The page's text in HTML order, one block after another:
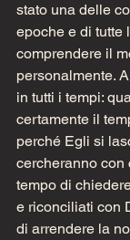
stato una delle
epoche e di tutte
comprendere il
personalmente.
in tutti i tempi:
certamente il
perché Egli si
cercheranno con
tempo di
e riconciliati con
di arrendere la